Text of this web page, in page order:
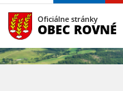
Oficiálne stránky
OBEC ROVNÉ